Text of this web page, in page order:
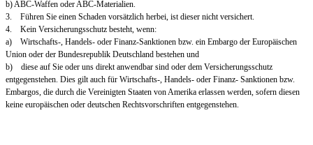
b) ABC-Waffen oder ABC-Materialien.
3. Führen Sie einen Schaden vorsätzlich herbei, ist dieser nicht versichert.
4. Kein Versicherungsschutz besteht, wenn:
a) Wirtschafts-, Handels- oder Finanz-Sanktionen bzw. ein Embargo der Europäischen
Union oder der Bundesrepublik Deutschland bestehen und
b) diese auf Sie oder uns direkt anwendbar sind oder dem Versicherungsschutz
entgegenstehen. Dies gilt auch für Wirtschafts-, Handels- oder Finanz- Sanktionen bzw.
Embargos, die durch die Vereinigten Staaten von Amerika erlassen werden, sofern diesen
keine europäischen oder deutschen Rechtsvorschriften entgegenstehen.